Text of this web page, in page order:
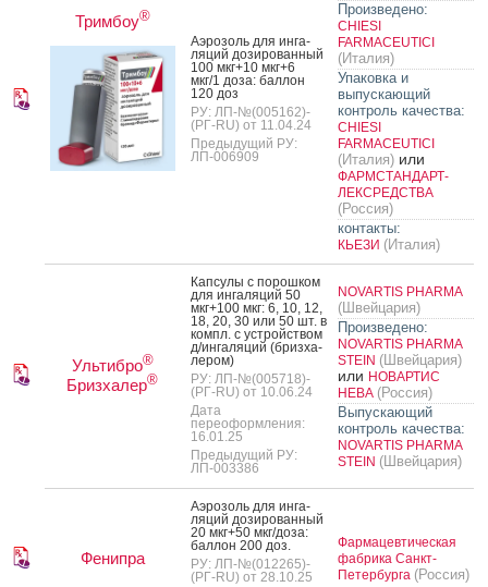
Тримбоу®
А­эро­золь для ин­га­
ляций до­зиро­ван­ный
100 мкг+10 мкг+6
мкг/1 до­за: бал­лон
120 доз
РУ: ЛП-№(005162)-
(РГ-RU) от 11.04.24
Предыдущий РУ:
ЛП-006909
Произведено:
CHIESI
FARMACEUTICI
(Италия)
Упаковка и
выпускающий
контроль качества:
CHIESI
FARMACEUTICI
(Италия) или
ФАРМСТАНДАРТ-
ЛЕКСРЕДСТВА
(Россия)
контакты:
КЬЕЗИ (Италия)
Ультибро®
Бризхалер®
Кап­су­лы с по­рош­ком
для ин­га­ляций 50
мкг+100 мкг: 6, 10, 12,
18, 20, 30 или 50 шт. в
компл. с ус­трой­ством
д/ин­га­ляций (бриз­ха­
лером)
РУ: ЛП-№(005718)-
(РГ-RU) от 10.06.24
Дата
переоформления:
16.01.25
Предыдущий РУ:
ЛП-003386
NOVARTIS PHARMA
(Швейцария)
Произведено:
NOVARTIS PHARMA
STEIN (Швейцария)
или НОВАРТИС
НЕВА (Россия)
Выпускающий
контроль качества:
NOVARTIS PHARMA
STEIN (Швейцария)
Фенипра
А­эро­золь для ин­га­
ляций до­зиро­ван­ный
20 мкг+50 мкг/до­за:
бал­лон 200 доз.
РУ: ЛП-№(012265)-
(РГ-RU) от 28.10.25
Фармацевтическая
фабрика Санкт-
Петербурга (Россия)